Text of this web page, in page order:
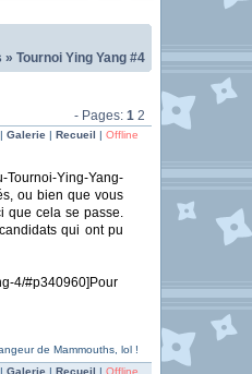
» Tournoi Ying Yang #4
- Pages: 1 2
Galerie | Recueil | Offline
Ying-Yang-
ou bien que vous
que cela se passe.
qui ont pu
4/#p340960]Pour
de Mammouths, lol !
Galerie | Recueil | Offline